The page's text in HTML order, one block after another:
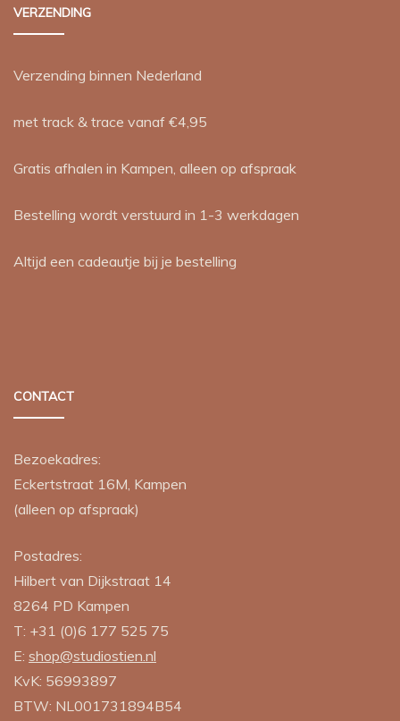
VERZENDING
Verzending binnen Nederland
met track & trace vanaf €4,95
Gratis afhalen in Kampen, alleen op afspraak
Bestelling wordt verstuurd in 1-3 werkdagen
Altijd een cadeautje bij je bestelling
CONTACT
Bezoekadres:
Eckertstraat 16M, Kampen
(alleen op afspraak)
Postadres:
Hilbert van Dijkstraat 14
8264 PD Kampen
T: +31 (0)6 177 525 75
E: shop@studiostien.nl
KvK: 56993897
BTW: NL001731894B54